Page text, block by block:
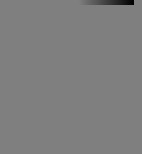
Stirile PRO TV